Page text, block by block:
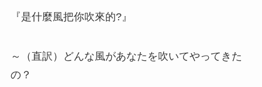
『是什麼風把你吹來的?』
～（直訳）どんな風があなたを吹いてやってきた
の？